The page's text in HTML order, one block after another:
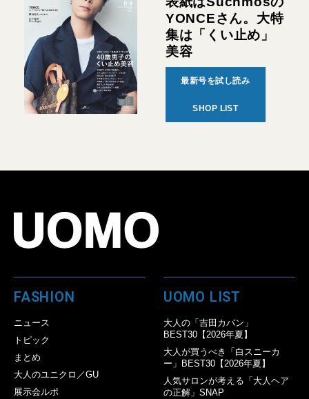
YONCEさん。大特
集は「くい止め」
美容
最新号を試し読み
SHOP LIST
FASHION
ニュース
トピック
まとめ
大人のユニクロ／GU
展示会ルポ
UOMO LIST
大人の「吉田カバン」
BEST30【2026年夏】
大人が買うべき「白スニーカ
ー」BEST30【2026年夏】
人気サロンが考える「大人ヘア
の正解」SNAP